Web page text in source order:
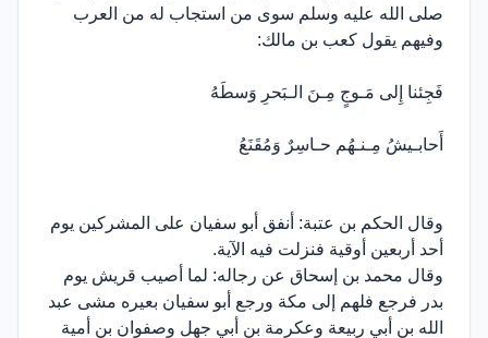
صلى الله عليه وسلم سوى من استجاب له من العرب
وفيهم يقول كعب بن مالك:
فَجِئنا إِلى مَـوجٍ مِـنَ الـبَحرِ وَسطَهُ
أَحابـيشُ مِـنـهُم حـاسِرٌ وَمُقَنَعُ
وقال الحكم بن عتبة: أنفق أبو سفيان على المشركين يوم
أحد أربعين أوقية فنزلت فيه الآية.
وقال محمد بن إسحاق عن رجاله: لما أصيب قريش يوم
بدر فرجع فلهم إلى مكة ورجع أبو سفيان بعيره مشى عبد
الله بن أبي ربيعة وعكرمة بن أبي جهل وصفوان بن أمية